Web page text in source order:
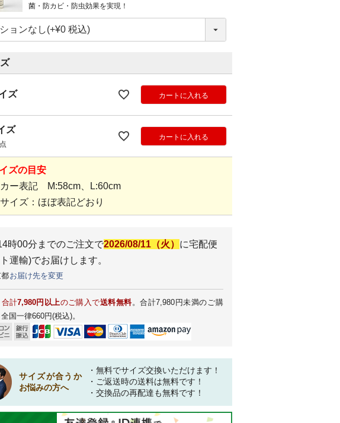
菌・防カビ・防虫効果を実現！
ズ カートに入れる
ズ
カートに入れる
ズの目安
カー表記 M:58cm、L:60cm
イズ：ほぼ表記どおり
時00分 までのご注文で2026/08/11（火） に宅配便
運輸)でお届けします。
お届け先を変更
合計7,980円以上のご購入で送料無料。合計7,980円未満のご購
国一律660円(税込)。
サイズが合うか
お悩みの方へ
・無料でサイズ交換いただけます！
・ご返送時の送料は無料です！
・交換品の再配達も無料です！